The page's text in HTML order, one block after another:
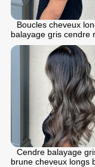
Boucles cheveux
balayage gris cendre
Cendre balayage
brune cheveux longs